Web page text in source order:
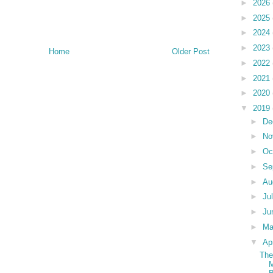
Older Post
Home
► 2026
► 2025
► 2024
► 2023
► 2022
► 2021
► 2020
▼ 2019
►
►
►
►
►
►
►
►
▼